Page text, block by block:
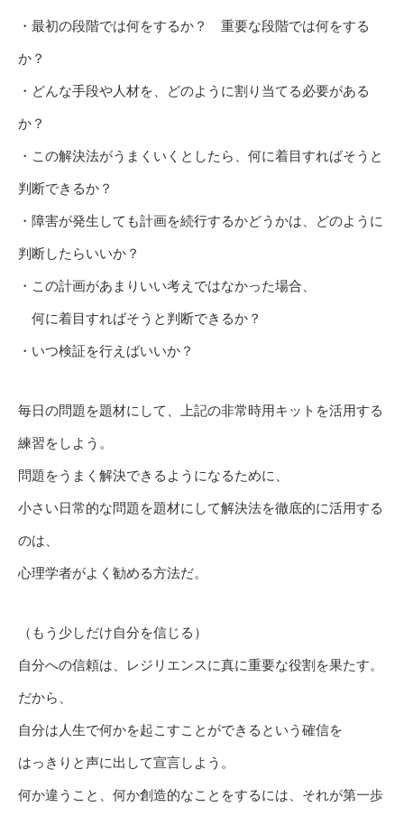
・最初の段階では何をするか？ 重要な段階では何をする
か？
・どんな手段や人材を、どのように割り当てる必要がある
か？
・この解決法がうまくいくとしたら、何に着目すればそうと
判断できるか？
・障害が発生しても計画を続行するかどうかは、どのように
判断したらいいか？
・この計画があまりいい考えではなかった場合、
何に着目すればそうと判断できるか？
・いつ検証を行えばいいか？
毎日の問題を題材にして、上記の非常時用キットを活用する
練習をしよう。
問題をうまく解決できるようになるために、
小さい日常的な問題を題材にして解決法を徹底的に活用する
のは、
心理学者がよく勧める方法だ。
（もう少しだけ自分を信じる）
自分への信頼は、レジリエンスに真に重要な役割を果たす。
だから、
自分は人生で何かを起こすことができるという確信を
はっきりと声に出して宣言しよう。
何か違うこと、何か創造的なことをするには、それが第一歩